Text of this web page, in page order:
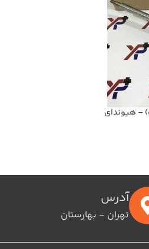
کمک فنر جلو راست سوناتا (546612T420) – هیوندای
آدرس
تهران - بهارستان